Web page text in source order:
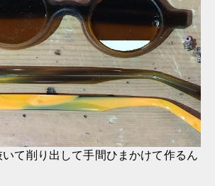
て削り出して手間ひまかけて作るん